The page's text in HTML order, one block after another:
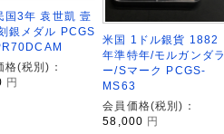
国3年 袁世凱 壹
銀メダル PCGS
格(税別)：
円
米国 1ドル銀貨 1882
年準特年/モルガンダラ
ー/Sマーク PCGS-
MS63
会員価格(税別)：
58,000 円